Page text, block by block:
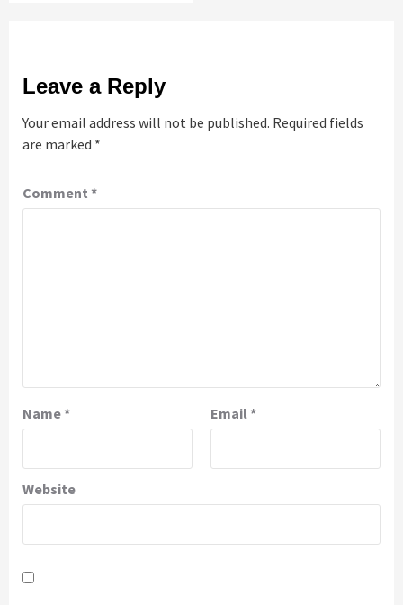
Leave a Reply
Your email address will not be published. Required fields
are marked *
Comment *
Name* Email *
Website